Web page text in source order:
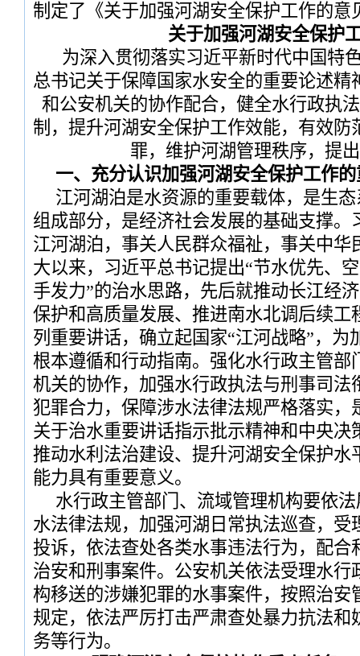
制定了《关于加强河湖安全保护工作的意
关于加强河湖安全保护
为深入贯彻落实习近平新时代中国特
总书记关于保障国家水安全的重要论述精
和公安机关的协作配合，健全水行政执
制，提升河湖安全保护工作效能，有效防
罪，维护河湖管理秩序，提
一、充分认识加强河湖安全保护工作
江河湖泊是水资源的重要载体，是生
组成部分，是经济社会发展的基础支撑。
江河湖泊，事关人民群众福祉，事关中华
大以来，习近平总书记提出“节水优先、
手发力”的治水思路，先后就推动长江经
保护和高质量发展、推进南水北调后续工
列重要讲话，确立起国家“江河战略”，为
根本遵循和行动指南。强化水行政主管部
机关的协作，加强水行政执法与刑事司法
犯罪合力，保障涉水法律法规严格落实，
关于治水重要讲话指示批示精神和中央决
推动水利法治建设、提升河湖安全保护水
能力具有重要意义。
水行政主管部门、流域管理机构要依
水法律法规，加强河湖日常执法巡查，受
投诉，依法查处各类水事违法行为，配合
治安和刑事案件。公安机关依法受理水行
构移送的涉嫌犯罪的水事案件，按照治安
规定，依法严厉打击严肃查处暴力抗法和
务等行为。